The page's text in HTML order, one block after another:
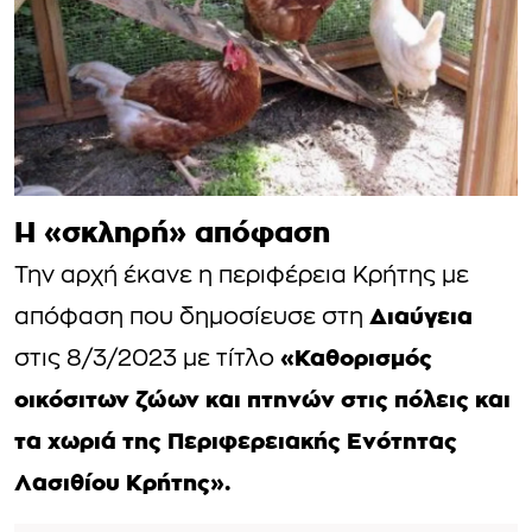
Η «σκληρή» απόφαση
Την αρχή έκανε η περιφέρεια Κρήτης με
απόφαση που δημοσίευσε στη Διαύγεια
στις 8/3/2023 με τίτλο «Καθορισμός
οικόσιτων ζώων και πτηνών στις πόλεις και
τα χωριά της Περιφερειακής Ενότητας
Λασιθίου Κρήτης».